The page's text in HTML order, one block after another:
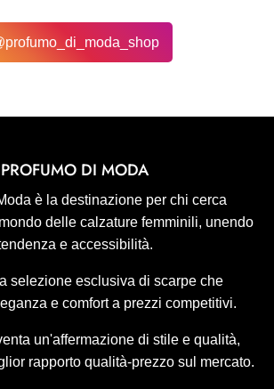
PROFUMO DI MODA
è la destinazione per chi cerca
delle calzature femminili, unendo
e accessibilità.
selezione esclusiva di scarpe che
e comfort a prezzi competitivi.
un'affermazione di stile e qualità,
rapporto qualità-prezzo sul mercato.